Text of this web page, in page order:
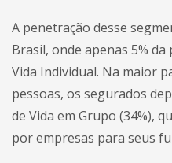
A penetração desse
Brasil, onde apenas 5%
Vida Individual. Na maior
pessoas, os segurados
de Vida em Grupo (34%),
por empresas para seus